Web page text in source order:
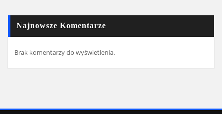
Najnowsze Komentarze
Brak komentarzy do wyświetlenia.